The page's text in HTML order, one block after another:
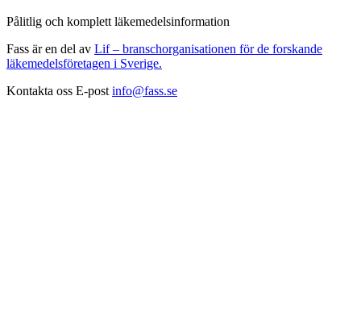
Pålitlig och komplett läkemedelsinformation
Fass är en del av Lif – branschorganisationen för de forskande
läkemedelsföretagen i Sverige.
Kontakta oss E-post info@fass.se